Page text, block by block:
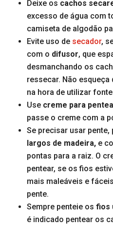
Deixe os cachos
excesso de água com
camiseta de algodão
Evite uso de secador,
com o difusor, que
desmanchando os
ressecar. Não esqueça
na hora de utilizar
Use creme para
passe o creme com a
Se precisar usar pente,
largos de madeira, e
pontas para a raiz. O
pentear, se os fios
mais maleáveis e
pente.
Sempre penteie os fios
é indicado pentear os